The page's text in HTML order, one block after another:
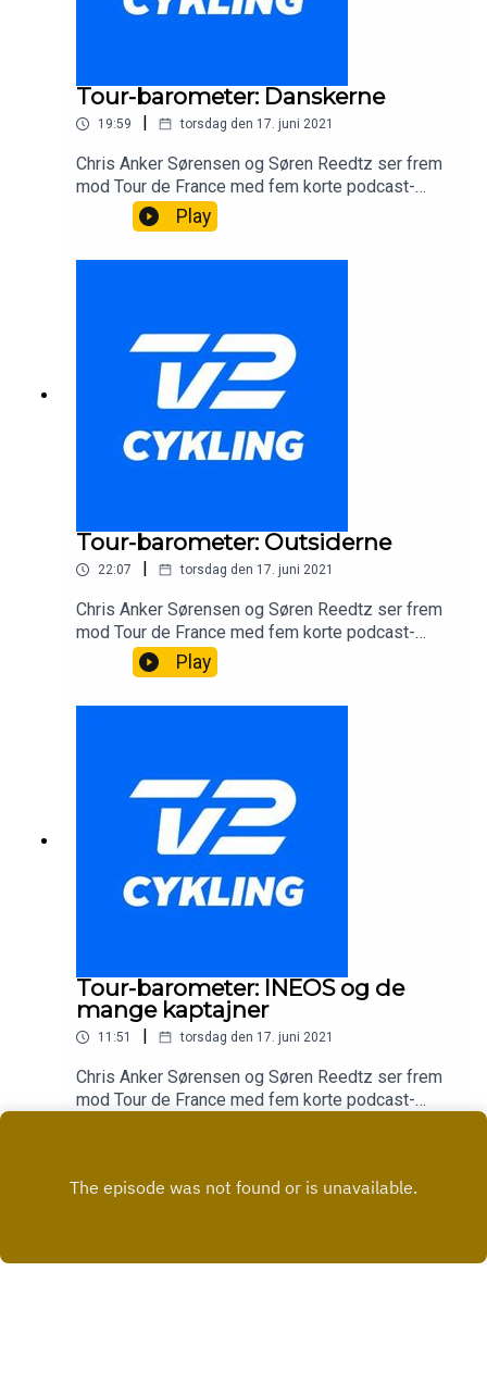
Tour-barometer: Danskerne
19:59 torsdag den 17. juni 2021
Chris Anker Sørensen og Søren Reedtz ser frem
mod Tour de France med fem korte podcast-
afsnit om de største hold og favoritter. I dette
afsnit handler det om de danske ryttere, vi regner
med at se i touren.
Play
Tour-barometer: Outsiderne
22:07 torsdag den 17. juni 2021
Chris Anker Sørensen og Søren Reedtz ser frem
mod Tour de France med fem korte podcast-
afsnit om de største hold og favoritter. I dette
afsnit handler det om outsiderne.
Play
Tour-barometer: INEOS og de
mange kaptajner
11:51 torsdag den 17. juni 2021
Chris Anker Sørensen og Søren Reedtz ser frem
mod Tour de France med fem korte podcast-